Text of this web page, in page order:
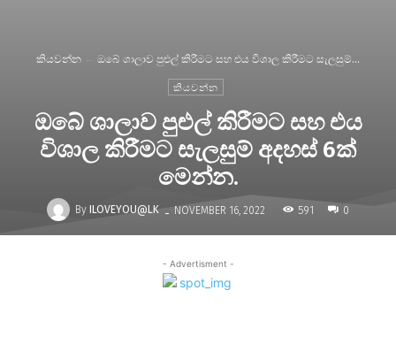
කියවන්න ඔබේ ශාලාව පුළුල් කිරීමට සහ එය විශාල කිරීමට සැලසුම්...
කියවන්න
ඔබේ ශාලාව පුළුල් කිරීමට සහ එය
විශාල කිරීමට සැලසුම් අදහස් 6ක්
මෙන්න.
By ILOVEYOU@LK - NOVEMBER 16, 2022 591 0
- Advertisment -